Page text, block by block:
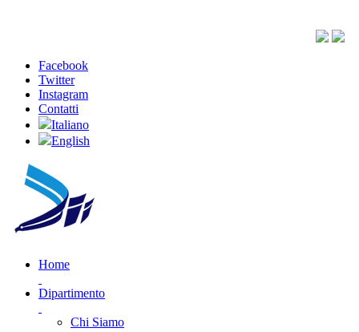
Facebook
Twitter
Instagram
Contatti
Italiano
English
Home
Dipartimento
Chi Siamo